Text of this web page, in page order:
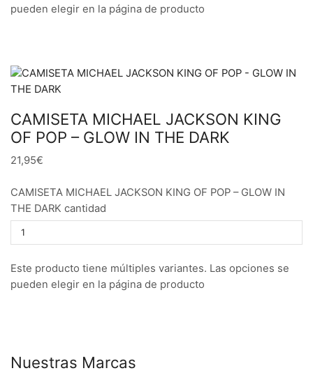
pueden elegir en la página de producto
CAMISETA MICHAEL JACKSON KING
OF POP – GLOW IN THE DARK
21,95€
CAMISETA MICHAEL JACKSON KING OF POP – GLOW IN
THE DARK cantidad
Este producto tiene múltiples variantes. Las opciones se
pueden elegir en la página de producto
Nuestras Marcas